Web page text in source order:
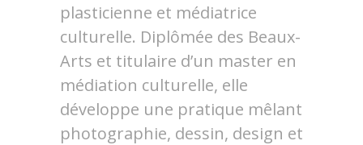
plasticienne et médiatrice
culturelle. Diplômée des Beaux-
Arts et titulaire d’un master en
médiation culturelle, elle
développe une pratique mêlant
photographie, dessin, design et